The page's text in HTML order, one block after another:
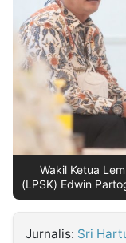
Insight
NTB
Suara
Time
Lens
IDN
Daily
Jogja
Jalan
Rakyat
Idealita
News
Kita
Notice
Dinamikapost.com
Radar
Baru
Seedbacklink
Kabarbaru
Wakil Ketua
(LPSK) Edwin
Jurnalis: Sri